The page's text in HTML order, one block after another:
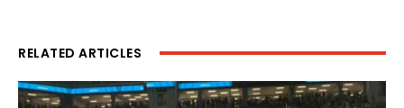
RELATED ARTICLES